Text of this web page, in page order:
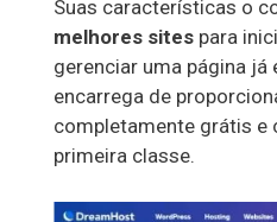
Suas características o
melhores sites para
gerenciar uma página já
encarrega de
completamente grátis e
primeira classe.